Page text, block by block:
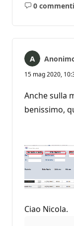
0 commenti
Nessun
15 mag 2020,
Anche sulla
benissimo,
Ciao Nicola.